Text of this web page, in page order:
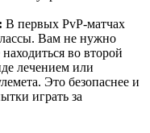
В первых PvP-матчах
Вам не нужно
во второй
лечением или
Это безопаснее и
играть за